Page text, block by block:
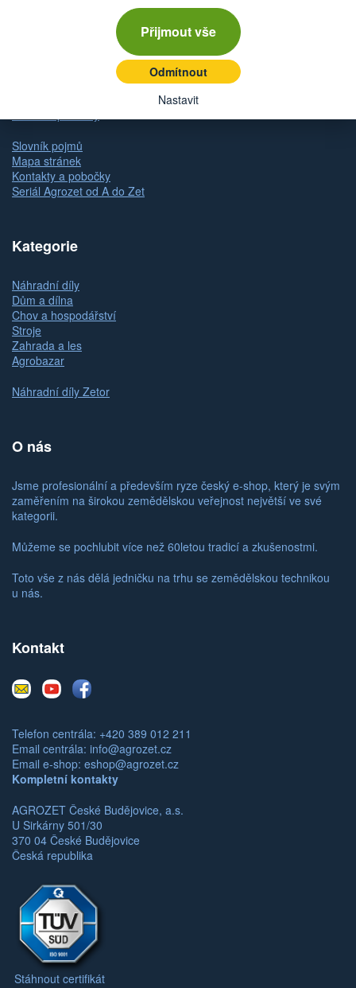
Přijmout vše
Odmítnout
Nastavit
Zásady ochrany osobních údajů (GDPR)
Odstoupení od kupní smlouvy
Slovník pojmů
Mapa stránek
Kontakty a pobočky
Seriál Agrozet od A do Zet
Kategorie
Náhradní díly
Dům a dílna
Chov a hospodářství
Stroje
Zahrada a les
Agrobazar
Náhradní díly Zetor
O nás
Jsme profesionální a především ryze český e-shop, který je svým
zaměřením na širokou zemědělskou veřejnost největší ve své
kategorii.
Můžeme se pochlubit více než 60letou tradicí a zkušenostmi.
Toto vše z nás dělá jedničku na trhu se zemědělskou technikou
u nás.
Kontakt
E-
mail
YoutubeFacebook
Telefon centrála: +420 389 012 211
Email centrála: info@agrozet.cz
Email e-shop: eshop@agrozet.cz
Kompletní kontakty
AGROZET České Budějovice, a.s.
U Sirkárny 501/30
370 04 České Budějovice
Česká republika
Stáhnout certifikát